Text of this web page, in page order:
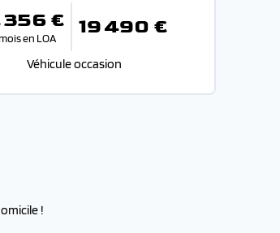
356 €
en LOA 19 490 €
Véhicule occasion
!